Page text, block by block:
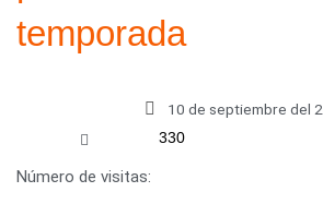
temporada
10 de septiembre del
Número de visitas:
330